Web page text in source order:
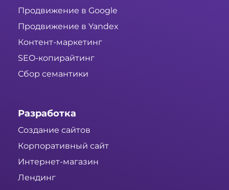
Продвижение в Google
Продвижение в Yandex
Контент-маркетинг
SEO-копирайтинг
Сбор семантики
Разработка
Создание сайтов
Корпоративный сайт
Интернет-магазин
Лендинг